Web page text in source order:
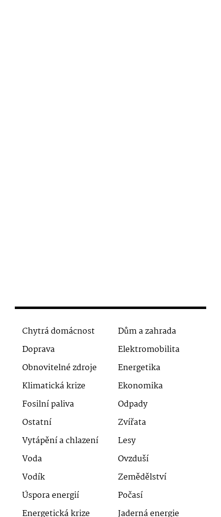
Chytrá domácnost
Dům a zahrada
Doprava
Elektromobilita
Obnovitelné zdroje
Energetika
Klimatická krize
Ekonomika
Fosilní paliva
Odpady
Ostatní
Zvířata
Vytápění a chlazení
Lesy
Voda
Ovzduší
Vodík
Zemědělství
Úspora energií
Počasí
Energetická krize
Jaderná energie